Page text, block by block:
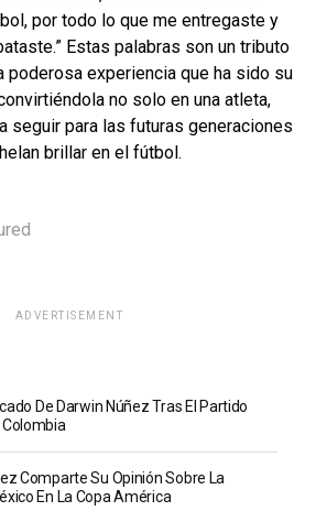
por todo lo que me entregaste y
Estas palabras son un tributo
poderosa experiencia que ha sido su
no solo en una atleta,
seguir para las futuras generaciones
brillar en el fútbol.
ADVERTISEMENT
De Darwin Núñez Tras El Partido
Comparte Su Opinión Sobre La
En La Copa América